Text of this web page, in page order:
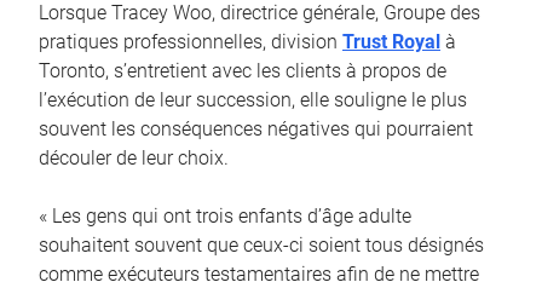
Lorsque Tracey Woo, directrice générale, Groupe des
pratiques professionnelles, division Trust Royal à
Toronto, s’entretient avec les clients à propos de
l’exécution de leur succession, elle souligne le plus
souvent les conséquences négatives qui pourraient
découler de leur choix.
« Les gens qui ont trois enfants d’âge adulte
souhaitent souvent que ceux-ci soient tous désignés
comme exécuteurs testamentaires afin de ne mettre